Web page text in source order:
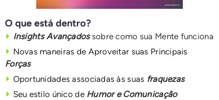
O que está dentro?
Insights Avançadossobre como sua Mente funciona
Novas maneiras de Aproveitar suas Principais
Forças
Oportunidades associadas às suas fraquezas
Seu estilo único de Humor e Comunicação